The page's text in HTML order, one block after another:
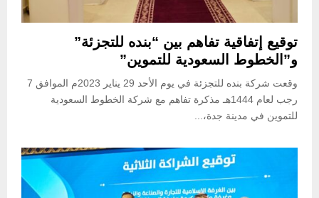
توقيع إتفاقية تفاهم بين “بنده للتجزئة”
و”الخطوط السعودية للتموين”
وقعت شركة بنده للتجزئة في يوم الأحد 29 يناير 2023م الموافق 7
رجب لعام 1444هـ مذكرة تفاهم مع شركة الخطوط السعودية
للتموين في مدينة جدة،...